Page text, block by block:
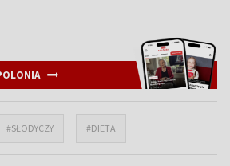
#SŁODYCZY #DIETA